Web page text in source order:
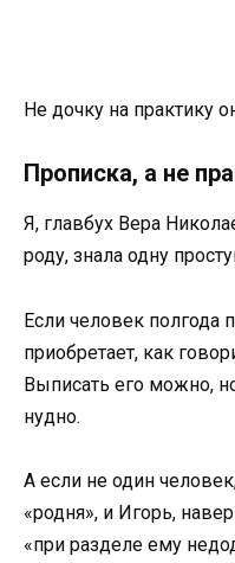
Не дочку на практику
Прописка, а не
Я, главбух Вера
роду, знала одну
Если человек полгода
приобретает, как
Выписать его можно,
нудно.
А если не один
«родня», и Игорь,
«при разделе ему